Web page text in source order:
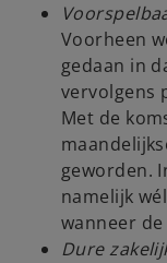
Voorheen
gedaan in
vervolgens
Met de
geworden.
namelijk
wanneer
Dure